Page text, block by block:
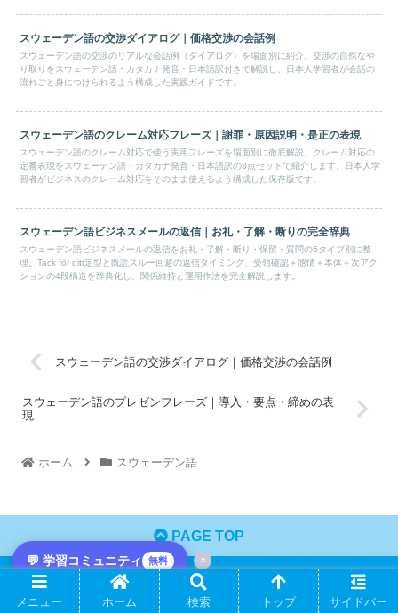
💬 学習コミュニティ 無料 ×
スウェーデン語の交渉ダイアログ｜価格交渉の会話例
スウェーデン語の交渉のリアルな会話例（ダイアログ）を場面別に紹介。交渉の自然なや
り取りをスウェーデン語・カタカナ発音・日本語訳付きで解説し、日本人学習者が会話の
流れごと身につけられるよう構成した実践ガイドです。
スウェーデン語のクレーム対応フレーズ｜謝罪・原因説明・是正の表現
スウェーデン語のクレーム対応で使う実用フレーズを場面別に徹底解説。クレーム対応の
定番表現をスウェーデン語・カタカナ発音・日本語訳の3点セットで紹介します。日本人学
習者がビジネスのクレーム対応をそのまま使えるよう構成した保存版です。
スウェーデン語ビジネスメールの返信｜お礼・了解・断りの完全辞典
スウェーデン語ビジネスメールの返信をお礼・了解・断り・保留・質問の5タイプ別に整
理。Tack för ditt定型と既読スルー回避の返信タイミング、受領確認＋感情＋本体＋次アク
ションの4段構造を辞典化し、関係維持と運用作法を完全解説します。
スウェーデン語の交渉ダイアログ｜価格交渉の会話例
スウェーデン語のプレゼンフレーズ｜導入・要点・締めの表
現
ホーム スウェーデン語
PAGE TOP
カテゴリー
メニュー ホーム 検索 トップ サイドバー